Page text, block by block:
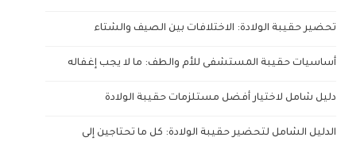
تحضير حقيبة الولادة: الاختلافات بين الصيف والشتاء
أساسيات حقيبة المستشفى للأم والطف: ما لا يجب إغفاله
دليل شامل لاختيار أفضل مستلزمات حقيبة الولادة
الدليل الشامل لتحضير حقيبة الولادة: كل ما تحتاجين إلى